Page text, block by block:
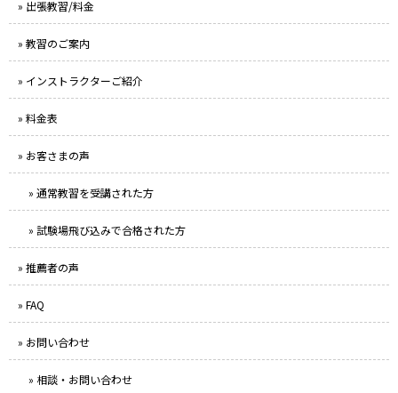
» 出張教習/料金
» 教習のご案内
» インストラクターご紹介
» 料金表
» お客さまの声
» 通常教習を受講された方
» 試験場飛び込みで合格された方
» 推薦者の声
» FAQ
» お問い合わせ
» 相談・お問い合わせ